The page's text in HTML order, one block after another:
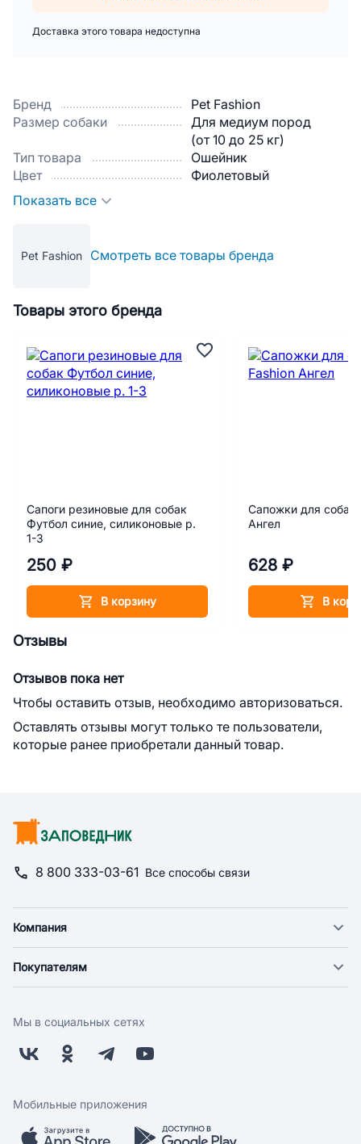
Бренд
Pet Fashion
Размер собаки
Для медиум пород
(от 10 до 25 кг)
Тип товара
Ошейник
Цвет
Фиолетовый
Показать все
Pet Fashion Смотреть все товары бренда
Доставка этого товара недоступна
Товары этого бренда
Сапоги резиновые для собак
Футбол синие, силиконовые р.
1-3
250 ₽
В корзину
Сапожки для собак
Ангел
628 ₽
В
Отзывы
Отзывов пока нет
Чтобы оставить отзыв, необходимо авторизоваться.
Оставлять отзывы могут только те пользователи,
которые ранее приобретали данный товар.
8 800 333-03-61 Все способы связи
Компания
Новости
Поставщикам
Заводчикам
Обратная связь
Покупателям
Оплата
Бонусная программа
Скидки и акции
Мобильное приложение
Мы в социальных сетях
Мобильные приложения